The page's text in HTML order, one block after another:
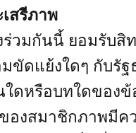
สรีภาพ
วมกันนี้ ยอมรับสิ
ขัดแย้งใดๆ กับรั
ดหรือบทใดของ
องสมาชิกภาพมี